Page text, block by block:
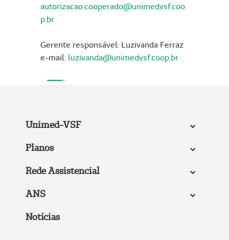
autorizacao.cooperado@unimedvsf.coo
p.br
Gerente responsável: Luzivanda Ferraz
e-mail: luzivanda@unimedvsf.coop.br
Unimed-VSF
Planos
Rede Assistencial
ANS
Notícias